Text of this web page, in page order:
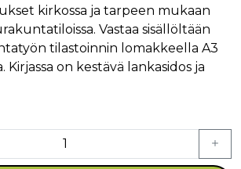
kirkossa ja tarpeen mukaan
Vastaa sisällöltään
tilastoinnin lomakkeella A3
Kirjassa on kestävä lankasidos ja